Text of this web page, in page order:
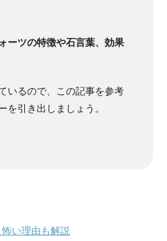
ーツの特徴や石言葉、効果
いるので、この記事を参考
を引き出しましょう。
い理由も解説